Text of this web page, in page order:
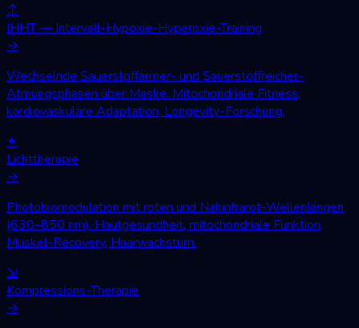
↕
IHHT — Intervall-Hypoxie-Hyperoxie-Training
→
Wechselnde Sauerstoffarmer- und Sauerstoffreicher-
Atmungsphasen über Maske. Mitochondriale Fitness,
kardiovaskuläre Adaptation, Longevity-Forschung.
✦
Lichttherapie
→
Photobiomodulation mit roten und Nahinfrarot-Wellenlängen
(630–850 nm). Hautgesundheit, mitochondriale Funktion,
Muskel-Recovery, Haarwachstum.
⇲
Kompressions-Therapie
→